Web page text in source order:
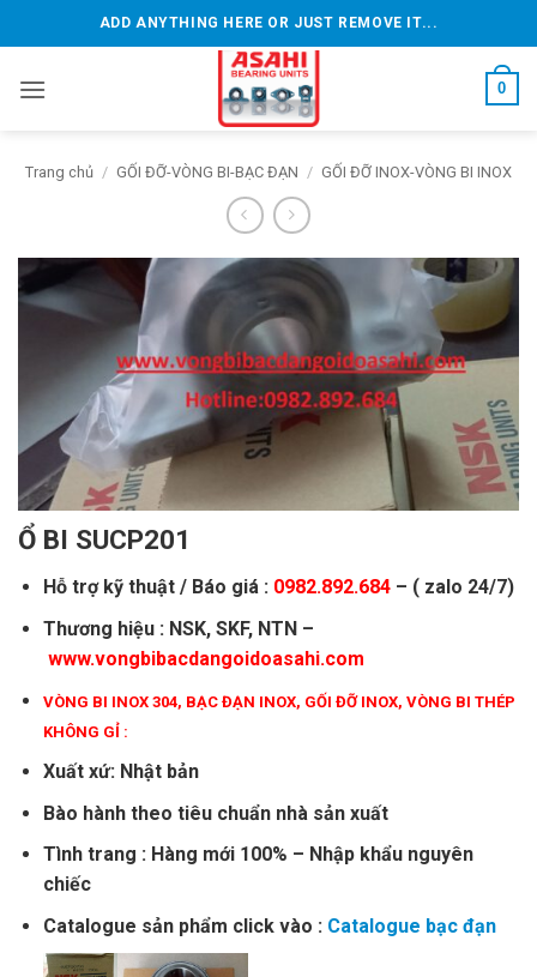
qua
dung
ADD ANYTHING HERE OR JUST REMOVE IT...
0
Trang chủ / GỐI ĐỠ-VÒNG BI-BẠC ĐẠN / GỐI ĐỠ INOX-VÒNG BI INOX
Ổ BI SUCP201
Hỗ trợ kỹ thuật / Báo giá : 0982.892.684 – ( zalo 24/7)
Thương hiệu : NSK, SKF, NTN –
www.vongbibacdangoidoasahi.com
VÒNG BI INOX 304, BẠC ĐẠN INOX, GỐI ĐỠ INOX, VÒNG BI THÉP
KHÔNG GỈ:
Xuất xứ: Nhật bản
Bào hành theo tiêu chuẩn nhà sản xuất
Tình trang : Hàng mới 100% – Nhập khẩu nguyên
chiếc
Catalogue sản phẩm click vào : Catalogue bạc đạn